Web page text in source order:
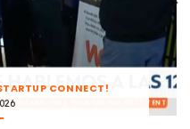
QUE IMPULSAN LA
2026